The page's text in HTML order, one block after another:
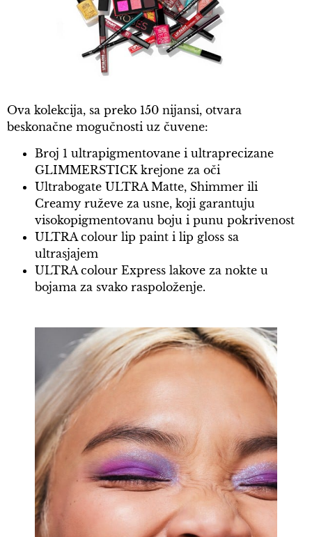
Ova kolekcija, sa preko 150 nijansi, otvara
beskonačne mogučnosti uz čuvene:
Broj 1 ultrapigmentovane i ultraprecizane
GLIMMERSTICK krejone za oči
Ultrabogate ULTRA Matte, Shimmer ili
Creamy ruževe za usne, koji garantuju
visokopigmentovanu boju i punu pokrivenost
ULTRA colour lip paint i lip gloss sa
ultrasjajem
ULTRA colour Express lakove za nokte u
bojama za svako raspoloženje.